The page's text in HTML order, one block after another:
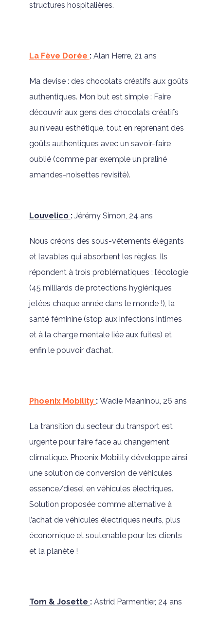
structures hospitalières.
La Fève Dorée : Alan Herre, 21 ans
Ma devise : des chocolats créatifs aux goûts
authentiques. Mon but est simple : Faire
découvrir aux gens des chocolats créatifs
au niveau esthétique, tout en reprenant des
goûts authentiques avec un savoir-faire
oublié (comme par exemple un praliné
amandes-noisettes revisité).
Louvelico : Jérémy Simon, 24 ans
Nous créons des sous-vêtements élégants
et lavables qui absorbent les règles. Ils
répondent à trois problématiques : l’écologie
(45 milliards de protections hygiéniques
jetées chaque année dans le monde !), la
santé féminine (stop aux infections intimes
et à la charge mentale liée aux fuites) et
enfin le pouvoir d’achat.
Phoenix Mobility : Wadie Maaninou, 26 ans
La transition du secteur du transport est
urgente pour faire face au changement
climatique. Phoenix Mobility développe ainsi
une solution de conversion de véhicules
essence/diesel en véhicules électriques.
Solution proposée comme alternative à
l’achat de véhicules électriques neufs, plus
économique et soutenable pour les clients
et la planète !
Tom & Josette : Astrid Parmentier, 24 ans